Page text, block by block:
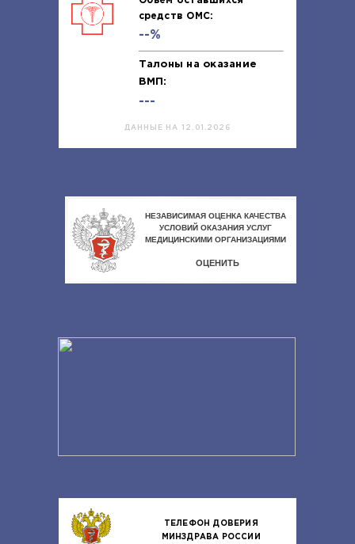
средств ОМС:
--%
Талоны на оказание
ВМП:
---
ДАННЫЕ НА 12.01.2026
ТЕЛЕФОН ДОВЕРИЯ
МИНЗДРАВА РОССИИ